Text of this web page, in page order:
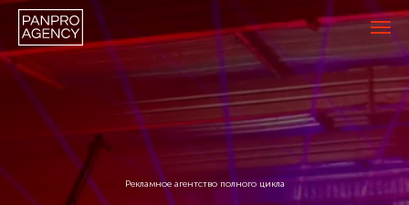
Рекламное агентство полного цикла